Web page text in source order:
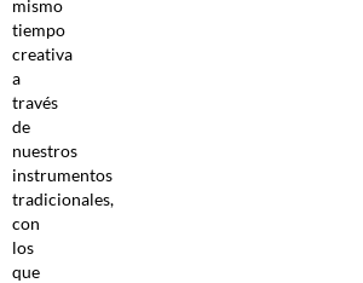
mismo
tiempo
creativa
a
través
de
nuestros
instrumentos
tradicionales,
con
los
que